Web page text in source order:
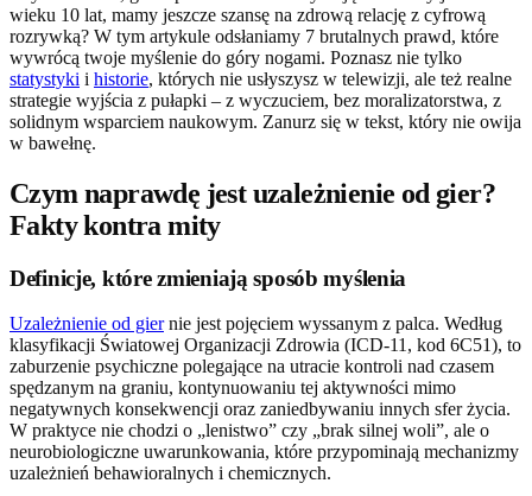
wieku 10 lat, mamy jeszcze szansę na zdrową relację z cyfrową
rozrywką? W tym artykule odsłaniamy 7 brutalnych prawd, które
wywrócą twoje myślenie do góry nogami. Poznasz nie tylko
statystyki i historie, których nie usłyszysz w telewizji, ale też realne
strategie wyjścia z pułapki – z wyczuciem, bez moralizatorstwa, z
solidnym wsparciem naukowym. Zanurz się w tekst, który nie owija
w bawełnę.
Czym naprawdę jest uzależnienie od gier?
Fakty kontra mity
Definicje, które zmieniają sposób myślenia
Uzależnienie od giernie jest pojęciem wyssanym z palca. Według
klasyfikacji Światowej Organizacji Zdrowia (ICD-11, kod 6C51), to
zaburzenie psychiczne polegające na utracie kontroli nad czasem
spędzanym na graniu, kontynuowaniu tej aktywności mimo
negatywnych konsekwencji oraz zaniedbywaniu innych sfer życia.
W praktyce nie chodzi o „lenistwo” czy „brak silnej woli”, ale o
neurobiologiczne uwarunkowania, które przypominają mechanizmy
uzależnień behawioralnych i chemicznych.